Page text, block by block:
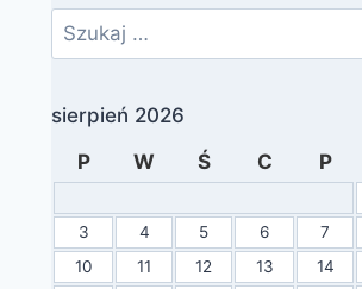
Szukaj:
sierpień 2026
P
W Ś C P
3
4 5 6 7
10
11 12 13 14